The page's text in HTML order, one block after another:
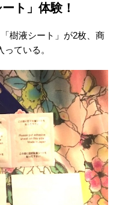
ト」体験！
樹液シート」が2枚、商
ている。